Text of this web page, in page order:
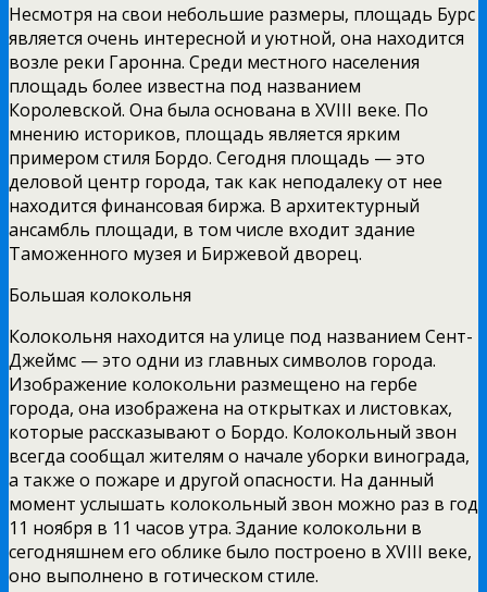
Несмотря на свои небольшие размеры, площадь Бурс
является очень интересной и уютной, она находится
возле реки Гаронна. Среди местного населения
площадь более известна под названием
Королевской. Она была основана в XVIII веке. По
мнению историков, площадь является ярким
примером стиля Бордо. Сегодня площадь — это
деловой центр города, так как неподалеку от нее
находится финансовая биржа. В архитектурный
ансамбль площади, в том числе входит здание
Таможенного музея и Биржевой дворец.
Большая колокольня
Колокольня находится на улице под названием Сент-
Джеймс — это одни из главных символов города.
Изображение колокольни размещено на гербе
города, она изображена на открытках и листовках,
которые рассказывают о Бордо. Колокольный звон
всегда сообщал жителям о начале уборки винограда,
а также о пожаре и другой опасности. На данный
момент услышать колокольный звон можно раз в год
11 ноября в 11 часов утра. Здание колокольни в
сегодняшнем его облике было построено в XVIII веке,
оно выполнено в готическом стиле.